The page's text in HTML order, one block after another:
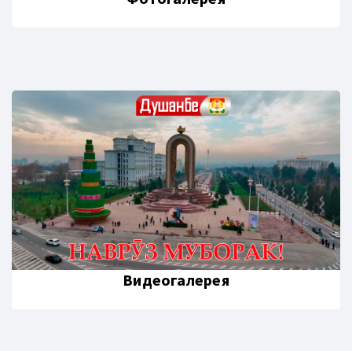
Видеогалерея